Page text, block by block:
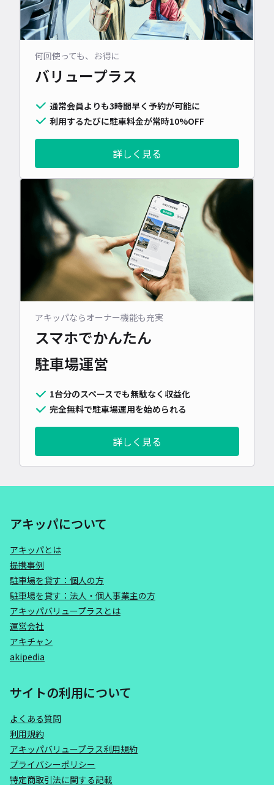
何回使っても、お得に
バリュープラス
通常会員よりも3時間早く予約が可能に
利用するたびに駐車料金が常時10%OFF
詳しく見る
アキッパならオーナー機能も充実
スマホでかんたん
駐車場運営
1台分のスペースでも無駄なく収益化
完全無料で駐車場運用を始められる
詳しく見る
アキッパについて
アキッパとは
提携事例
駐車場を貸す：個人の方
駐車場を貸す：法人・個人事業主の方
アキッパバリュープラスとは
運営会社
アキチャン
akipedia
サイトの利用について
よくある質問
利用規約
アキッパバリュープラス利用規約
プライバシーポリシー
特定商取引法に関する記載